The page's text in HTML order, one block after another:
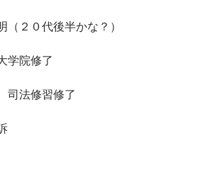
２０代後半かな？）
学院修了
法修習修了